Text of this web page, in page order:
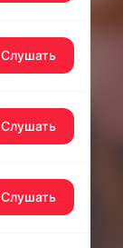
Слушать
Слушать
Слушать